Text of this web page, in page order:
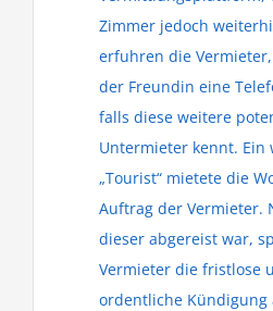
Zimmer jedoch
erfuhren die
der Freundin eine
falls diese weitere
Untermieter kennt. Ein
„Tourist“ mietete die
Auftrag der Vermieter.
dieser abgereist war,
Vermieter die fristlose
ordentliche Kündigung